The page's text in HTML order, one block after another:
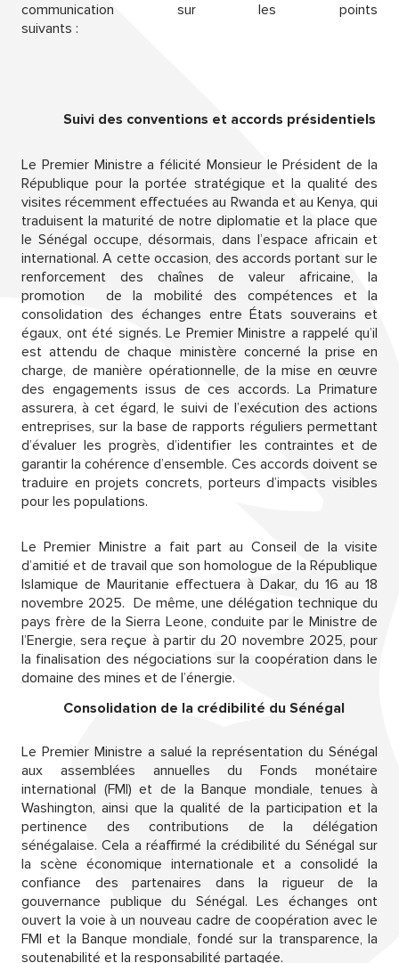
communication sur les points
suivants :
Suivi des conventions et accords présidentiels
Le Premier Ministre a félicité Monsieur le Président de la
République pour la portée stratégique et la qualité des
visites récemment effectuées au Rwanda et au Kenya, qui
traduisent la maturité de notre diplomatie et la place que
le Sénégal occupe, désormais, dans l’espace africain et
international. A cette occasion, des accords portant sur le
renforcement des chaînes de valeur africaine, la
promotion de la mobilité des compétences et la
consolidation des échanges entre États souverains et
égaux, ont été signés. Le Premier Ministre a rappelé qu’il
est attendu de chaque ministère concerné la prise en
charge, de manière opérationnelle, de la mise en œuvre
des engagements issus de ces accords. La Primature
assurera, à cet égard, le suivi de l’exécution des actions
entreprises, sur la base de rapports réguliers permettant
d’évaluer les progrès, d’identifier les contraintes et de
garantir la cohérence d’ensemble. Ces accords doivent se
traduire en projets concrets, porteurs d’impacts visibles
pour les populations.
Le Premier Ministre a fait part au Conseil de la visite
d’amitié et de travail que son homologue de la République
Islamique de Mauritanie effectuera à Dakar, du 16 au 18
novembre 2025. De même, une délégation technique du
pays frère de la Sierra Leone, conduite par le Ministre de
l’Energie, sera reçue à partir du 20 novembre 2025, pour
la finalisation des négociations sur la coopération dans le
domaine des mines et de l’énergie.
Consolidation de la crédibilité du Sénégal
Le Premier Ministre a salué la représentation du Sénégal
aux assemblées annuelles du Fonds monétaire
international (FMI) et de la Banque mondiale, tenues à
Washington, ainsi que la qualité de la participation et la
pertinence des contributions de la délégation
sénégalaise. Cela a réaffirmé la crédibilité du Sénégal sur
la scène économique internationale et a consolidé la
confiance des partenaires dans la rigueur de la
gouvernance publique du Sénégal. Les échanges ont
ouvert la voie à un nouveau cadre de coopération avec le
FMI et la Banque mondiale, fondé sur la transparence, la
soutenabilité et la responsabilité partagée.